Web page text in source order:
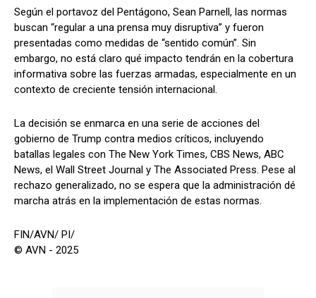
Según el portavoz del Pentágono, Sean Parnell, las normas
buscan “regular a una prensa muy disruptiva” y fueron
presentadas como medidas de “sentido común”. Sin
embargo, no está claro qué impacto tendrán en la cobertura
informativa sobre las fuerzas armadas, especialmente en un
contexto de creciente tensión internacional.
La decisión se enmarca en una serie de acciones del
gobierno de Trump contra medios críticos, incluyendo
batallas legales con The New York Times, CBS News, ABC
News, el Wall Street Journal y The Associated Press. Pese al
rechazo generalizado, no se espera que la administración dé
marcha atrás en la implementación de estas normas.
FIN/AVN/ PI/
© AVN - 2025